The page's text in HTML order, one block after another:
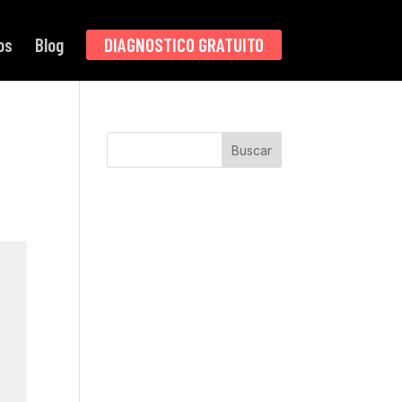
Blog DIAGNOSTICO GRATUITO
Buscar